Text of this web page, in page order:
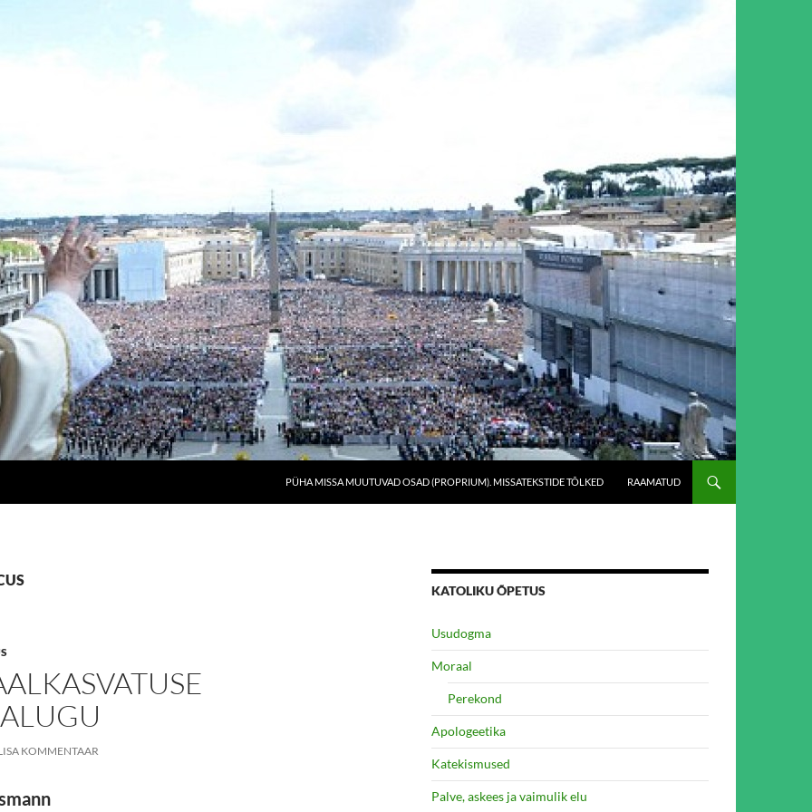
PÜHA MISSA MUUTUVAD OSAD (PROPRIUM). MISSATEKSTIDE TÕLKED RAAMATUD
KOMMENTAAR
KATOLIKU ÕPETUS
Usudogma
Moraal
Perekond
Apologeetika
Katekismused
Palve, askees ja vaimulik elu